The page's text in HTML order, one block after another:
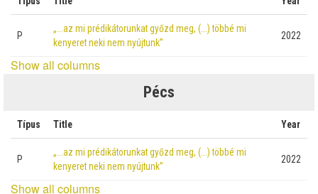
P
„...az mi prédikátorunkat győzd meg, (...) többé mi
kenyeret neki nem nyújtunk”
2022
Show all columns
Pécs
Típus Title Year
P
„...az mi prédikátorunkat győzd meg, (...) többé mi
kenyeret neki nem nyújtunk”
2022
Show all columns